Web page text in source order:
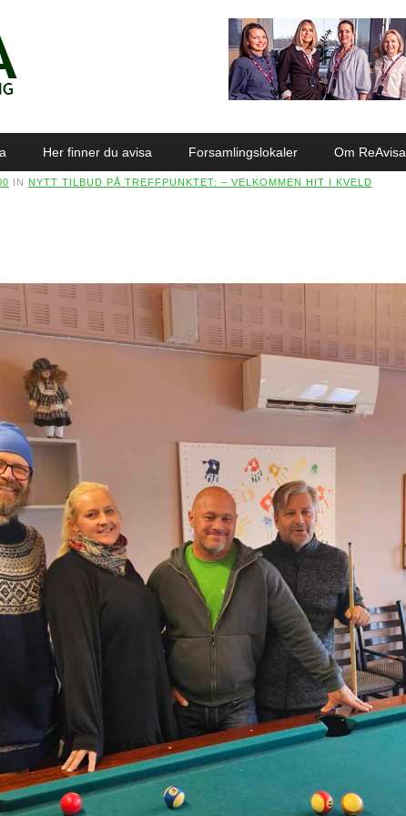
Her finner du avisa Forsamlingslokaler Om ReAvisa
IN NYTT TILBUD PÅ TREFFPUNKTET: – VELKOMMEN HIT I KVELD